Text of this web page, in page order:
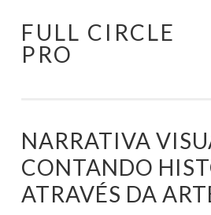
Pular
para
FULL CIRCLE
PRO
NARRATIVA
CONTANDO
ATRAVÉS DA